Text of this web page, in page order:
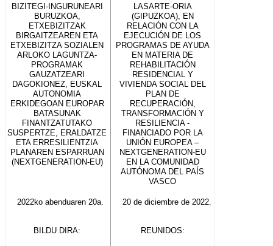
BIZITEGI-INGURUNEARI
BURUZKOA,
ETXEBIZITZAK
BIRGAITZEAREN ETA
ETXEBIZITZA SOZIALEN
ARLOKO LAGUNTZA-
PROGRAMAK
GAUZATZEARI
DAGOKIONEZ, EUSKAL
AUTONOMIA
ERKIDEGOAN EUROPAR
BATASUNAK
FINANTZATUTAKO
SUSPERTZE, ERALDATZE
ETA ERRESILIENTZIA
PLANAREN ESPARRUAN
(NEXTGENERATION-EU)
LASARTE-ORIA
(GIPUZKOA), EN
RELACIÓN CON LA
EJECUCIÓN DE LOS
PROGRAMAS DE AYUDA
EN MATERIA DE
REHABILITACIÓN
RESIDENCIAL Y
VIVIENDA SOCIAL DEL
PLAN DE
RECUPERACIÓN,
TRANSFORMACIÓN Y
RESILIENCIA -
FINANCIADO POR LA
UNIÓN EUROPEA –
NEXTGENERATION-EU
EN LA COMUNIDAD
AUTÓNOMA DEL PAÍS
VASCO
2022ko abenduaren 20a. 20 de diciembre de 2022.
BILDU DIRA: REUNIDOS: